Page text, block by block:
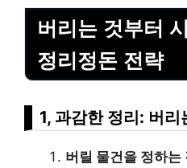
버리는 것부터
정리정돈 전략
1, 과감한 정리: 버리
버릴 물건을 정하는